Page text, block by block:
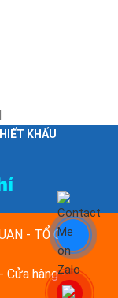
KHẤU
- TỔ CHỨC
Cửa hàng -